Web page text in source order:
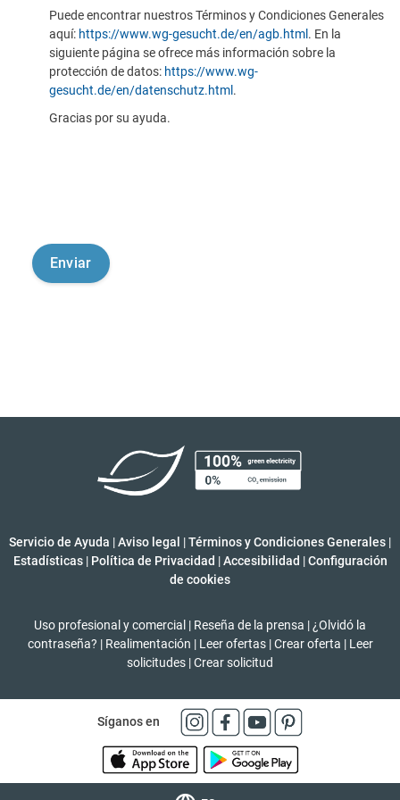
Puede encontrar nuestros Términos y Condiciones Generales
aquí: https://www.wg-gesucht.de/en/agb.html . En la
siguiente página se ofrece más información sobre la
protección de datos: https://www.wg-
gesucht.de/en/datenschutz.html .
Gracias por su ayuda.
Servicio de Ayuda |Aviso legal |Términos y Condiciones Generales |
Estadísticas | Política de Privacidad | Accesibilidad | Configuración
de cookies
Uso profesional y comercial | Reseña de la prensa | ¿Olvidó la
contraseña? | Realimentación | Leer ofertas | Crear oferta | Leer
solicitudes |Crear solicitud
Síganos en